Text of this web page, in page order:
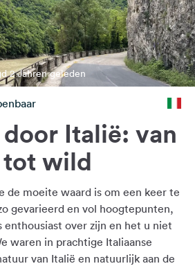
2 Jahren geleden
Italië: van
wild
de moeite waard is om een keer te
gevarieerd en vol hoogtepunten,
enthousiast over zijn en het u niet
waren in prachtige Italiaanse
van Italië en natuurlijk aan de